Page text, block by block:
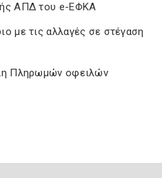
ΑΠΔ του e-ΕΦΚΑ
με τις αλλαγές σε στέγαση
Πληρωμών οφειλών